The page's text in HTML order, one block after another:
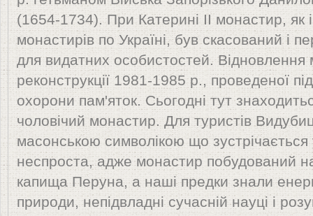
(1654-1734). При Катерині ІІ монастир, як
монастирів по Україні, був скасований і
для видатних особистостей.
реконструкції 1981-1985 р., проведеної
охорони пам'яток. Сьогодні тут
чоловічий монастир. Для туристів
масонською символікою що
неспроста, адже монастир побудований
капища Перуна, а наші предки знали
природи, непідвладні сучасній науці і